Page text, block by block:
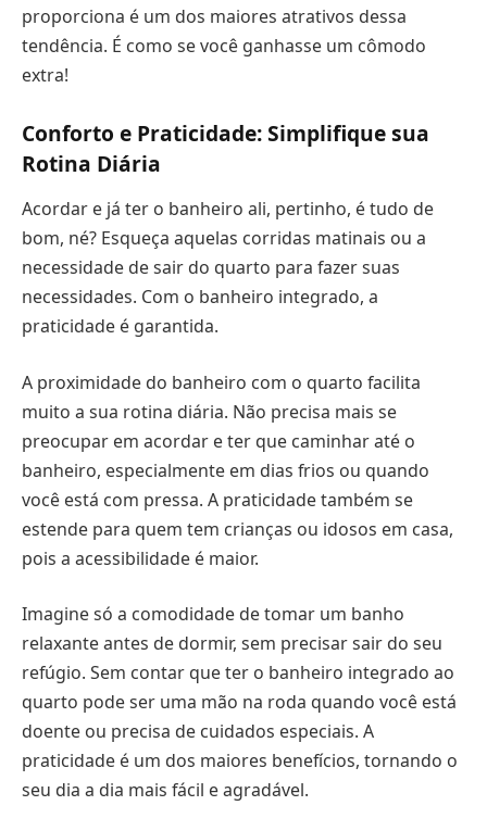
proporciona é um dos maiores atrativos dessa
tendência. É como se você ganhasse um cômodo
extra!
Conforto e Praticidade: Simplifique sua
Rotina Diária
Acordar e já ter o banheiro ali, pertinho, é tudo de
bom, né? Esqueça aquelas corridas matinais ou a
necessidade de sair do quarto para fazer suas
necessidades. Com o banheiro integrado, a
praticidade é garantida.
A proximidade do banheiro com o quarto facilita
muito a sua rotina diária. Não precisa mais se
preocupar em acordar e ter que caminhar até o
banheiro, especialmente em dias frios ou quando
você está com pressa. A praticidade também se
estende para quem tem crianças ou idosos em casa,
pois a acessibilidade é maior.
Imagine só a comodidade de tomar um banho
relaxante antes de dormir, sem precisar sair do seu
refúgio. Sem contar que ter o banheiro integrado ao
quarto pode ser uma mão na roda quando você está
doente ou precisa de cuidados especiais. A
praticidade é um dos maiores benefícios, tornando o
seu dia a dia mais fácil e agradável.